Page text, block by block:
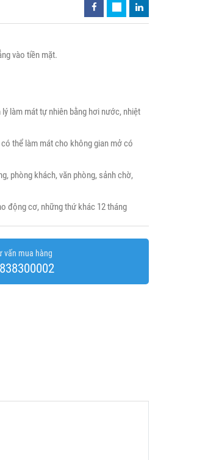
vào tiền mặt.
làm mát tự nhiên bằng hơi nước, nhiệt
thể làm mát cho không gian mở có
phòng khách, văn phòng, sảnh chờ,
động cơ, những thứ khác 12 tháng
vấn mua hàng